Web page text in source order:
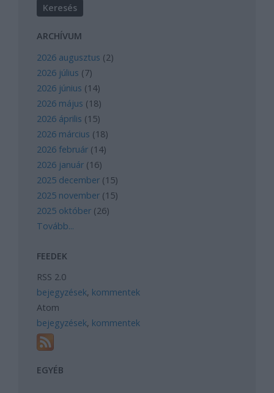
ARCHÍVUM
2026 augusztus (2)
2026 július (7)
2026 június (14)
2026 május (18)
2026 április (15)
2026 március (18)
2026 február (14)
2026 január (16)
2025 december (15)
2025 november (15)
2025 október (26)
Tovább...
FEEDEK
RSS 2.0
bejegyzések, kommentek
Atom
bejegyzések, kommentek
EGYÉB